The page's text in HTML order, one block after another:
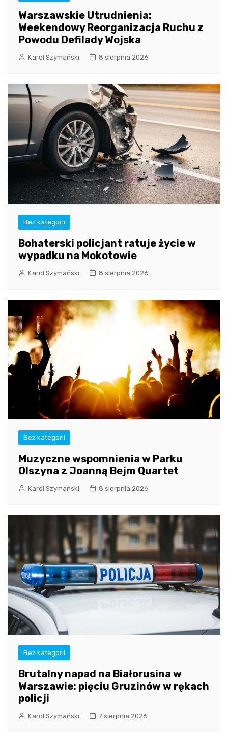
Warszawskie Utrudnienia:
Weekendowy Reorganizacja Ruchu z
Powodu Defilady Wojska
Karol Szymański 8 sierpnia 2026
Bez kategorii
Bohaterski policjant ratuje życie w
wypadku na Mokotowie
Karol Szymański 8 sierpnia 2026
Bez kategorii
Muzyczne wspomnienia w Parku
Olszyna z Joanną Bejm Quartet
Karol Szymański 8 sierpnia 2026
Bez kategorii
Brutalny napad na Białorusina w
Warszawie: pięciu Gruzinów w rękach
policji
Karol Szymański 7 sierpnia 2026